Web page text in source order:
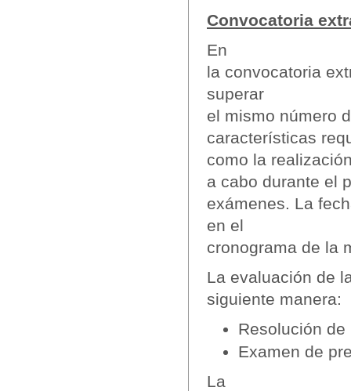
Convocatoria
En
la convocatoria
superar
el mismo número
características
como la
a cabo durante el
exámenes. La
en el
cronograma de la
La evaluación de
siguiente manera:
Resolución
Examen de
La